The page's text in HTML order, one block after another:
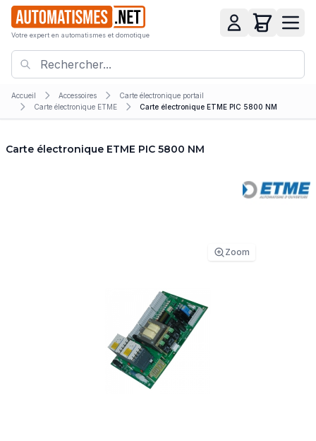
Votre expert en automatismes et domotique
Accueil Accessoires
Carte électronique portail
Carte électronique ETME
Carte électronique ETME PIC 5800 NM
Carte électronique ETME PIC 5800 NM
Zoom